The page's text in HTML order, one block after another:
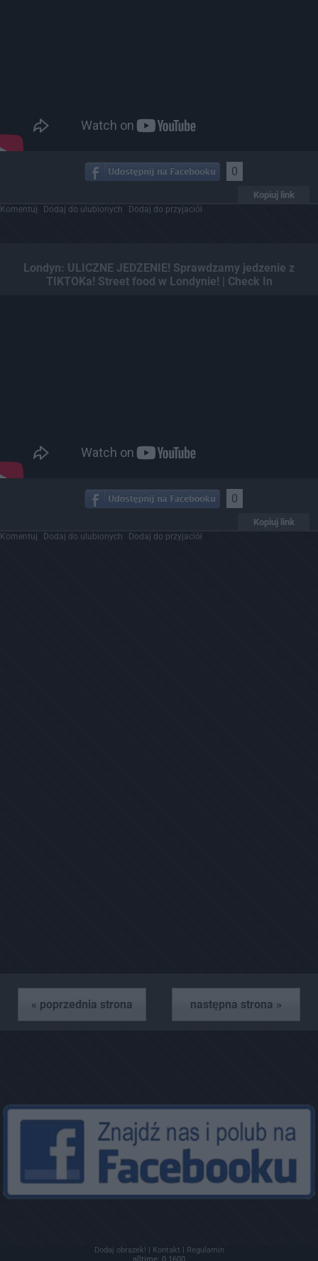
0
Kopiuj link
Komentuj Dodaj do ulubionych Dodaj do przyjaciół
Londyn: ULICZNE JEDZENIE! Sprawdzamy jedzenie z
TIKTOKa! Street food w Londynie! | Check In
0
Kopiuj link
Komentuj Dodaj do ulubionych Dodaj do przyjaciół
« poprzednia strona następna strona »
Dodaj obrazek! Kontakt
Regulamin